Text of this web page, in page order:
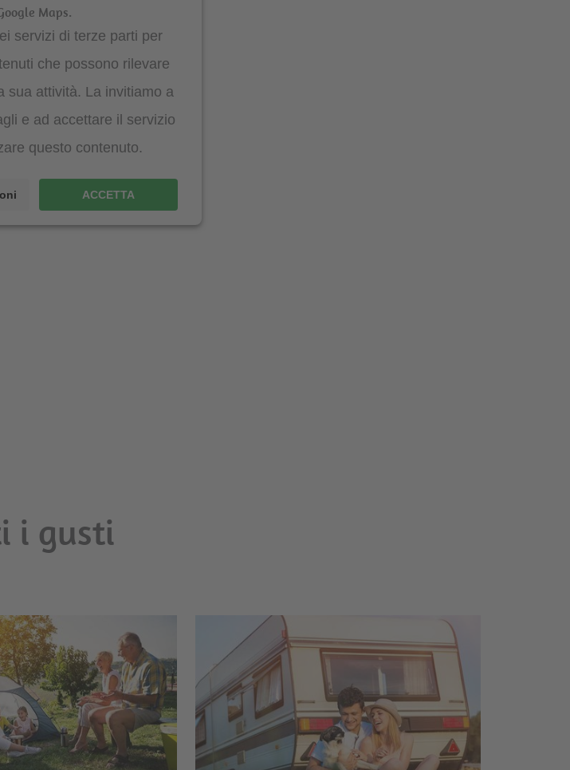
Maps.
servizi di terze parti per
che possono rilevare
sua attività. La invitiamo a
e ad accettare il servizio
questo contenuto.
ACCETTA
i gusti